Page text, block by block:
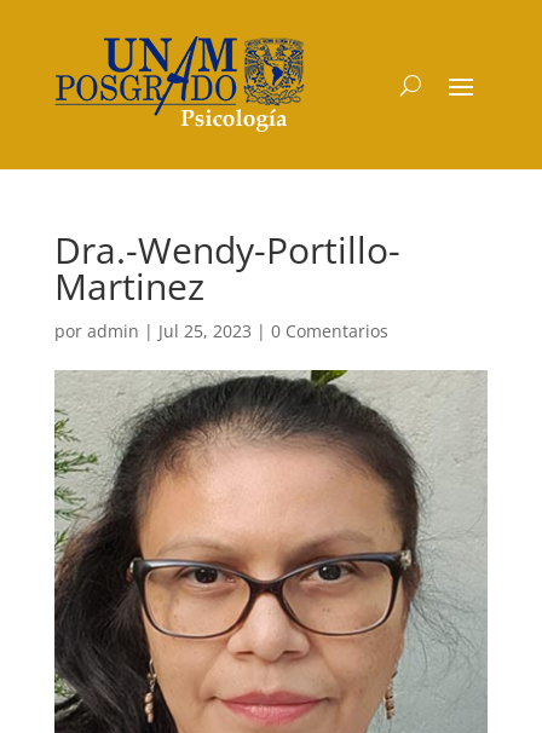
Dra.-Wendy-Portillo-
Martinez
por admin | Jul 25, 2023 | 0 Comentarios